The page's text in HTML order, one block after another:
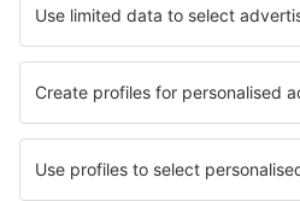
Sevärdheter
Sportevenemang
Läs mer
Mobilapp
Flygbolag